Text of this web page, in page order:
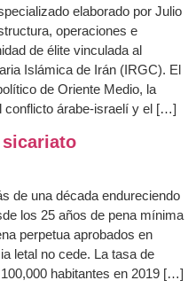
elaborado por Julio
operaciones e
de élite vinculada al
Islámica de Irán (IRGC). El
de Oriente Medio, la
conflicto árabe-israelí y el […]
de una década endureciendo
los 25 años de pena mínima
perpetua aprobados en
letal no cede. La tasa de
habitantes en 2019 […]